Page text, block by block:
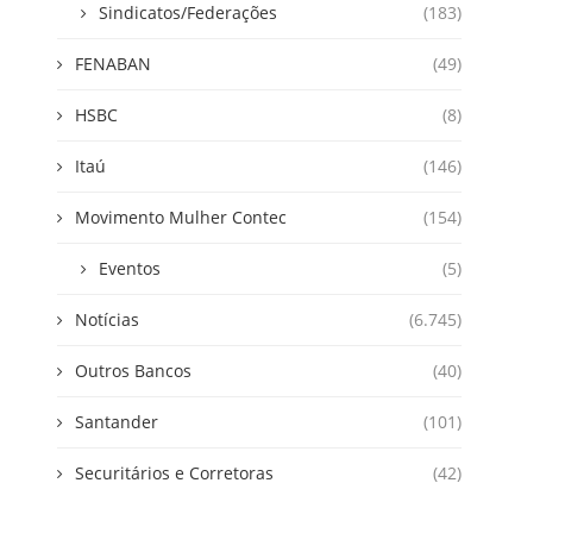
Sindicatos/Federações (183)
FENABAN (49)
HSBC (8)
Itaú (146)
Movimento Mulher Contec (154)
Eventos (5)
Notícias (6.745)
Outros Bancos (40)
Santander (101)
Securitários e Corretoras (42)